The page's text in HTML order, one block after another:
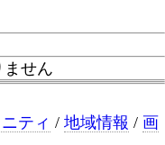
せん
ティ / 地域情報 / 画